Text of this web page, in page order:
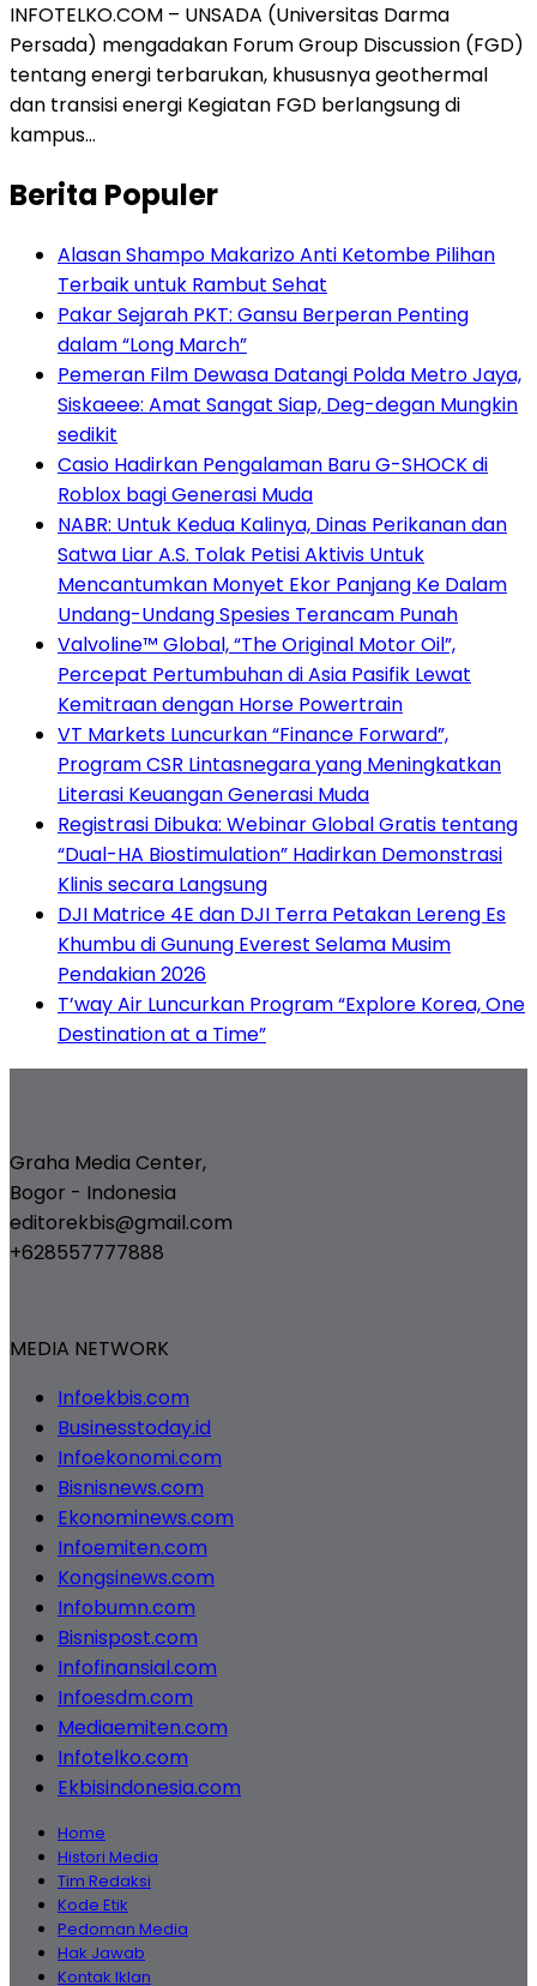
INFOTELKO.COM – UNSADA (Universitas Darma
Persada) mengadakan Forum Group Discussion (FGD)
tentang energi terbarukan, khususnya geothermal
dan transisi energi Kegiatan FGD berlangsung di
kampus…
Berita Populer
Alasan Shampo Makarizo Anti Ketombe Pilihan
Terbaik untuk Rambut Sehat
Pakar Sejarah PKT: Gansu Berperan Penting
dalam “Long March”
Pemeran Film Dewasa Datangi Polda Metro Jaya,
Siskaeee: Amat Sangat Siap, Deg-degan Mungkin
sedikit
Casio Hadirkan Pengalaman Baru G-SHOCK di
Roblox bagi Generasi Muda
NABR: Untuk Kedua Kalinya, Dinas Perikanan dan
Satwa Liar A.S. Tolak Petisi Aktivis Untuk
Mencantumkan Monyet Ekor Panjang Ke Dalam
Undang-Undang Spesies Terancam Punah
Valvoline™ Global, “The Original Motor Oil”,
Percepat Pertumbuhan di Asia Pasifik Lewat
Kemitraan dengan Horse Powertrain
VT Markets Luncurkan “Finance Forward”,
Program CSR Lintasnegara yang Meningkatkan
Literasi Keuangan Generasi Muda
Registrasi Dibuka: Webinar Global Gratis tentang
“Dual-HA Biostimulation” Hadirkan Demonstrasi
Klinis secara Langsung
DJI Matrice 4E dan DJI Terra Petakan Lereng Es
Khumbu di Gunung Everest Selama Musim
Pendakian 2026
T’way Air Luncurkan Program “Explore Korea, One
Destination at a Time”
Graha Media Center,
Bogor - Indonesia
editorekbis@gmail.com
+628557777888
MEDIA NETWORK
Infoekbis.com
Businesstoday.id
Infoekonomi.com
Bisnisnews.com
Ekonominews.com
Infoemiten.com
Kongsinews.com
Infobumn.com
Bisnispost.com
Infofinansial.com
Infoesdm.com
Mediaemiten.com
Infotelko.com
Ekbisindonesia.com
Home
Histori Media
Tim Redaksi
Kode Etik
Pedoman Media
Hak Jawab
Kontak Iklan